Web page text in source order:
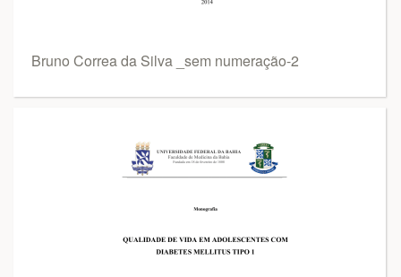
Bruno Correa da Silva _sem numeração-2